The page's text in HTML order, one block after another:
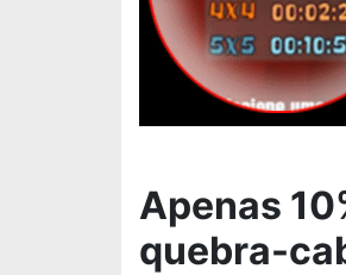
Apenas
quebra-